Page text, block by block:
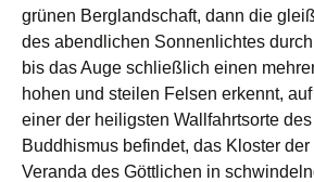
grünen Berglandschaft, dann die
des abendlichen Sonnenlichtes
bis das Auge schließlich einen
hohen und steilen Felsen erkennt,
einer der heiligsten Wallfahrtsorte
Buddhismus befindet, das Kloster
Veranda des Göttlichen in